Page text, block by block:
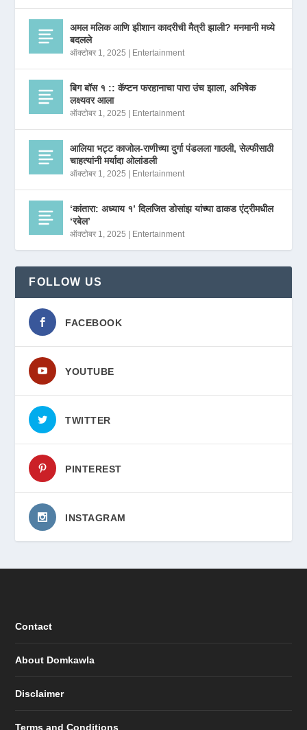
अमल मलिक आणि झीशान कादरीची मैत्री झाली? मनमानी मध्ये
बदलले
ऑक्टोबर 1, 2025 | Entertainment
बिग बॉस १ :: कॅप्टन फरहानाचा पारा उंच झाला, अभिषेक
लक्ष्यवर आला
ऑक्टोबर 1, 2025 | Entertainment
आलिया भट्ट काजोल-राणीच्या दुर्गा पंडलला गाठली, सेल्फीसाठी
चाहत्यांनी मर्यादा ओलांडली
ऑक्टोबर 1, 2025 | Entertainment
‘कांतारा: अध्याय १’ दिलजित डोसांझ यांच्या ढाकड एंट्रीमधील
‘रबेल’
ऑक्टोबर 1, 2025 | Entertainment
FOLLOW US
FACEBOOK
YOUTUBE
TWITTER
PINTEREST
INSTAGRAM
Contact
About Domkawla
Disclaimer
Terms and Conditions